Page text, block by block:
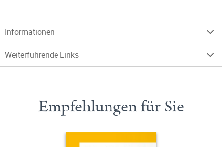
Informationen
Weiterführende Links
Empfehlungen für Sie